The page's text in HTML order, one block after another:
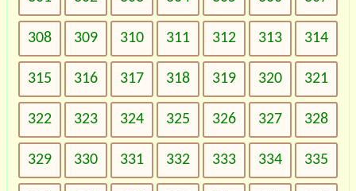
308 309 310 311 312 313 314
315 316 317 318 319 320 321
322 323 324 325 326 327 328
329 330 331 332 333 334 335